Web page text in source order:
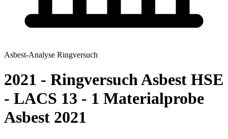
Asbest-Analyse Ringversuch
2021 - Ringversuch Asbest HSE
- LACS 13 - 1 Materialprobe
Asbest 2021